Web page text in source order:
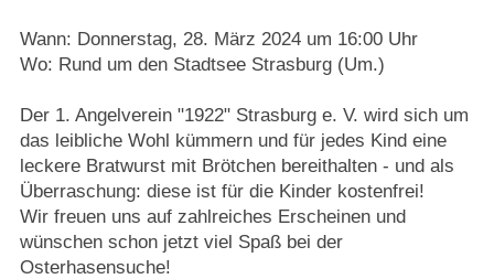
Wann: Donnerstag, 28. März 2024 um 16:00 Uhr
Wo: Rund um den Stadtsee Strasburg (Um.)
Der 1. Angelverein "1922" Strasburg e. V. wird sich um
das leibliche Wohl kümmern und für jedes Kind eine
leckere Bratwurst mit Brötchen bereithalten - und als
Überraschung: diese ist für die Kinder kostenfrei!
Wir freuen uns auf zahlreiches Erscheinen und
wünschen schon jetzt viel Spaß bei der
Osterhasensuche!